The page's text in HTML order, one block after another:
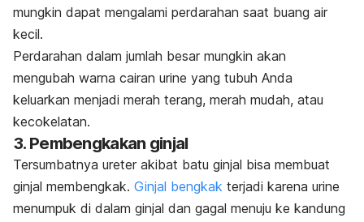
mungkin dapat mengalami perdarahan saat buang air
kecil.
Perdarahan dalam jumlah besar mungkin akan
mengubah warna cairan urine yang tubuh Anda
keluarkan menjadi merah terang, merah mudah, atau
kecokelatan.
3. Pembengkakan ginjal
Tersumbatnya ureter akibat batu ginjal bisa membuat
ginjal membengkak. Ginjal bengkak terjadi karena urine
menumpuk di dalam ginjal dan gagal menuju ke kandung